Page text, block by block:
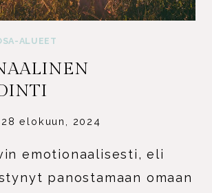
ALUEET
28 elokuun, 2024
emotionaalisesti, eli
panostamaan omaan